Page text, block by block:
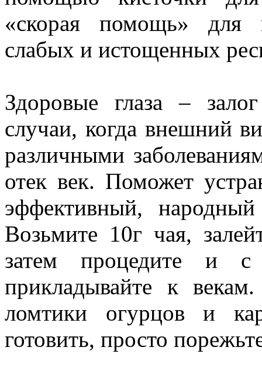
«скорая помощь» для
слабых и истощенных
Здоровые глаза –
случаи, когда внешний
различными
отек век. Поможет
эффективный,
Возьмите 10г чая,
затем процедите и
прикладывайте к
ломтики огурцов и
готовить, просто